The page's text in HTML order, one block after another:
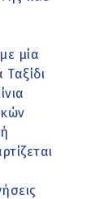
μία